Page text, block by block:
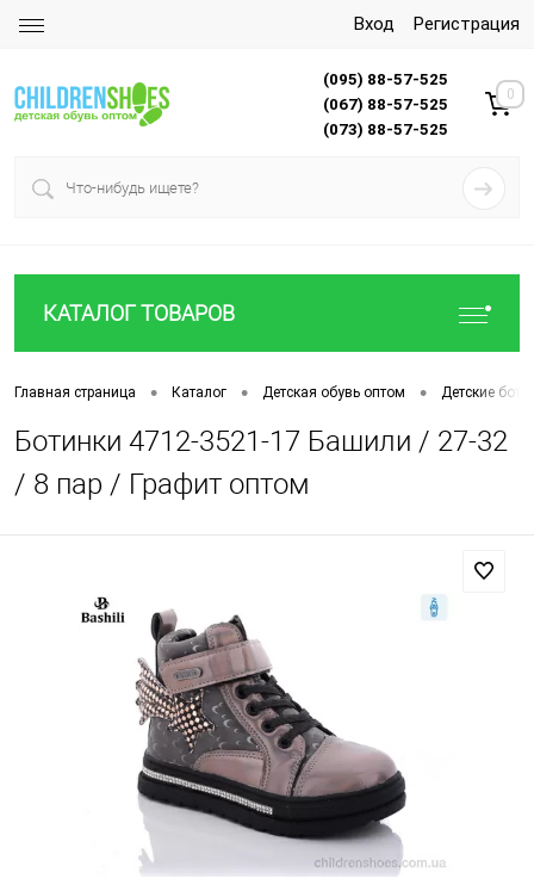
Вход Регистрация
(095) 88-57-525
(067) 88-57-525
(073) 88-57-525
0
КАТАЛОГ ТОВАРОВ
Главная страница • Каталог • Детская обувь оптом • Детские
Ботинки 4712-3521-17 Башили / 27-32
/ 8 пар / Графит оптом